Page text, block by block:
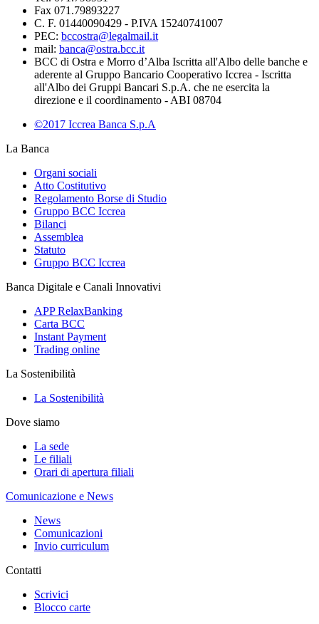
Fax 071.79893227
C. F. 01440090429 - P.IVA 15240741007
PEC: bccostra@legalmail.it
mail: banca@ostra.bcc.it
BCC di Ostra e Morro d’Alba Iscritta all'Albo delle banche e
aderente al Gruppo Bancario Cooperativo Iccrea - Iscritta
all'Albo dei Gruppi Bancari S.p.A. che ne esercita la
direzione e il coordinamento - ABI 08704
©2017 Iccrea Banca S.p.A
La Banca
Organi sociali
Atto Costitutivo
Regolamento Borse di Studio
Gruppo BCC Iccrea
Bilanci
Assemblea
Statuto
Gruppo BCC Iccrea
Banca Digitale e Canali Innovativi
APP RelaxBanking
Carta BCC
Instant Payment
Trading online
La Sostenibilità
La Sostenibilità
Dove siamo
La sede
Le filiali
Orari di apertura filiali
Comunicazione e News
News
Comunicazioni
Invio curriculum
Contatti
Scrivici
Blocco carte